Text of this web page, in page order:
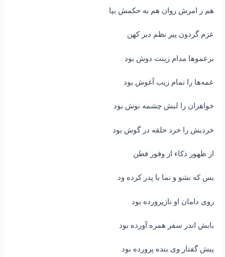
هم ز امرش روان هم به حکمش بپا
عزم گردون پیر نظم دیر کهن
برعموها مدام زینت دوش بود
عمه‌ها را تمام زیب آغوش بود
خواهران را لبش چشمه نوش بود
خردیش را خرد حلقه در گوش بود
از ظهور ذکاء از وفور فطن
بس که نشو و نما با پدر کرده ود
روی دامان او نازپرورده بود
بابش اندر سفر همره آورده بود
پیش گفتار وی بنده پرورده بود